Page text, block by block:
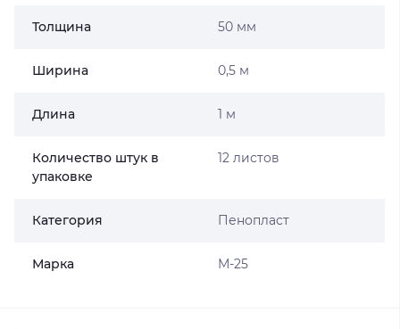
Толщина 50 мм
Ширина 0,5 м
Длина 1 м
Количество штук в
упаковке
12 листов
Категория Пенопласт
Марка М-25